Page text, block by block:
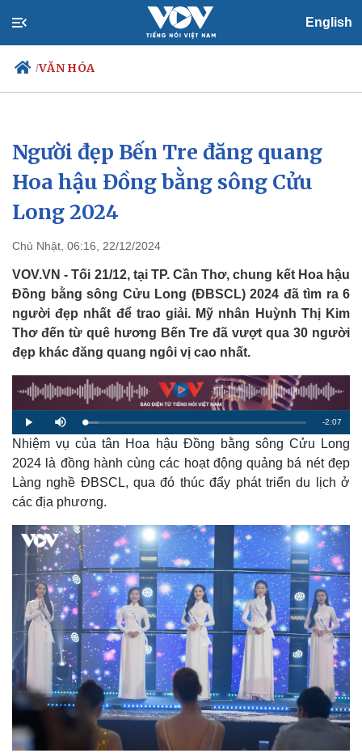
English
/VĂN HÓA
Chính trị
Đảng
Tổ chức nhân sự
Quốc hội
Nhận diện sự thật
Xã hội
Tin 24h
Dự báo thời tiết
Người đẹp Bến Tre đăng quang
Hoa hậu Đồng bằng sông Cửu
Long 2024
Chủ Nhật, 06:16, 22/12/2024
VOV.VN - Tối 21/12, tại TP. Cần Thơ, chung kết Hoa hậu
Đồng bằng sông Cửu Long (ĐBSCL) 2024 đã tìm ra 6
người đẹp nhất để trao giải. Mỹ nhân Huỳnh Thị Kim
Thơ đến từ quê hương Bến Tre đã vượt qua 30 người
đẹp khác đăng quang ngôi vị cao nhất.
P
l
a
y
M
u
t
e
L
o
a
d
e
d
6
.
3
8
R
e
n
i
n
m
-2:07
Nhiệm vụ của tân Hoa hậu Đồng bằng sông Cửu Long
2024 là đồng hành cùng các hoạt động quảng bá nét đẹp
Làng nghề ĐBSCL, qua đó thúc đẩy phát triển du lịch ở
các địa phương.